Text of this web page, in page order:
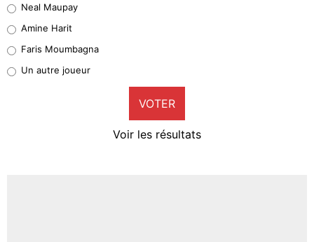
1%
9%
Neal Maupay
Amine Harit
Faris Moumbagna
Un autre joueur
VOTER
Voir les résultats